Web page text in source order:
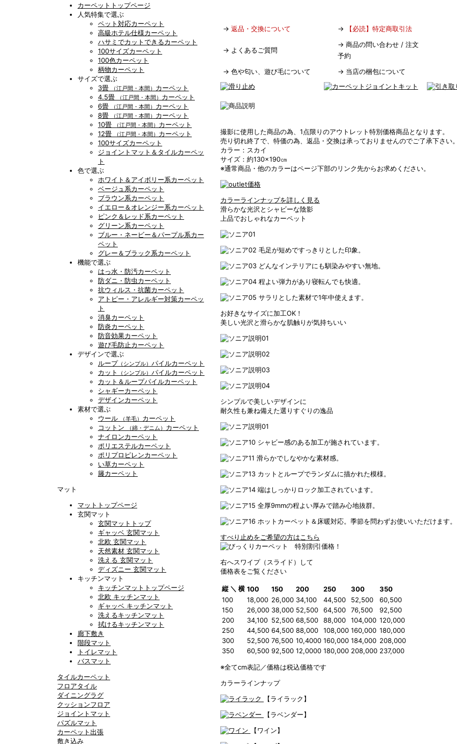
カーペットトップページ
人気特集で選ぶ
ペット対応カーペット
高級ホテル仕様カーペット
ハサミでカットできるカーペット
100サイズカーペット
100色カーペット
柄物カーペット
サイズで選ぶ
3畳
（江戸間・本間） カーペット
4.5畳
（江戸間・本間） カーペット
6畳
（江戸間・本間） カーペット
8畳
（江戸間・本間） カーペット
10畳
（江戸間・本間） カーペット
12畳
（江戸間・本間） カーペット
100サイズカーペット
ジョイントマット＆タイルカーペッ
ト
色で選ぶ
ホワイト＆アイボリー系カーペット
ベージュ系カーペット
ブラウン系カーペット
イエロー＆オレンジー系カーペット
ピンク＆レッド系カーペット
グリーン系カーペット
ブルー・ネービー＆パープル系カー
ペット
グレー＆ブラック系カーペット
機能で選ぶ
はっ水・防汚カーペット
防ダニ・防虫カーペット
抗ウィルス・抗菌カーペット
アトピー・アレルギー対策カーペッ
ト
消臭カーペット
防炎カーペット
防音効果カーペット
遊び毛防止カーペット
デザインで選ぶ
ループ （シンプル） パイルカーペット
カット
（シンプル） パイルカーペット
カット＆ループパイルカーペット
シャギーカーペット
デザインカーペット
素材で選ぶ
ウール
（羊毛） カーペット
コットン
（綿・デニム） カーペット
ナイロンカーペット
ポリエステルカーペット
ポリプロピレンカーペット
い草カーペット
籐カーペット
マット
マットトップページ
玄関マット
玄関マットトップ
ギャッベ 玄関マット
北欧 玄関マット
天然素材 玄関マット
洗える 玄関マット
ディズニー 玄関マット
キッチンマット
キッチンマットトップページ
北欧 キッチンマット
ギャッベ キッチンマット
洗えるキッチンマット
拭けるキッチンマット
廊下敷き
階段マット
トイレマット
バスマット
タイルカーペット
フロアタイル
ダイニングラグ
クッションフロア
ジョイントマット
パズルマット
カーペット出張
敷き込み
→ 返品・交換について → 【必読】特定商取引法
→ よくあるご質問
→ 商品の問い合わせ / 注文
予約
→ 色や匂い、遊び毛について → 当店の梱包について
撮影に使用した商品の為、1点限りのアウトレット特別価格商品となります。
売り切れ終了で、特価の為、返品・交換は承っておりませんのでご了承下さい
カラー：スカイ
サイズ：約130×190㎝
※通常商品・他のカラーはページ下部のリンク先からお求めください。
カラーラインナップを詳しく見る
滑らかな光沢とシャビーな陰影
上品でおしゃれなカーペット
毛足が短めですっきりとした印象。
どんなインテリアにも馴染みやすい無地。
程よい弾力があり寝転んでも快適。
サラリとした素材で1年中使えます。
お好きなサイズに加工OK！
美しい光沢と滑らかな肌触りが気持ちいい
シンプルで美しいデザインに
耐久性も兼ね備えた選りすぐりの逸品
シャビー感のある加工が施されています。
滑らかでしなやかな素材感。
カットとループでランダムに描かれた模様。
端はしっかりロック加工されています。
全厚9mmの程よい厚みで踏み心地抜群。
ホットカーペット＆床暖対応。季節を問わずお使いいただけます。
すべり止めをご希望の方はこちら
右へスワイプ（スライド）して
価格表をご覧ください
縦 ＼ 横 100 150 200 250 300
350
100
18,000 26,000 34,100 44,500 52,500
60,500
150
26,000 38,000 52,500 64,500 76,500
92,500
200
34,100 52,500 68,500 88,000 104,000 120,000
250
44,500 64,500 88,000 108,000 160,000 180,000
300
52,500 76,500 10,4000 160,000 184,000 208,000
350
60,500 92,500 12,0000 180,000 208,000 237,000
※全てcm表記／価格は税込価格です
カラーラインナップ
【ライラック】
【ラベンダー】
【ワイン】